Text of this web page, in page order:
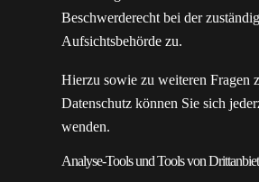
Beschwerderecht bei der
Aufsichtsbehörde zu.
Hierzu sowie zu weiteren Fragen
Datenschutz können Sie sich
wenden.
Analyse-Tools und Tools von